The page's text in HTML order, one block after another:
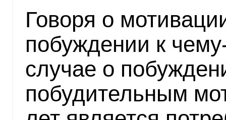
Говоря о
побуждении к
случае о
побудительным